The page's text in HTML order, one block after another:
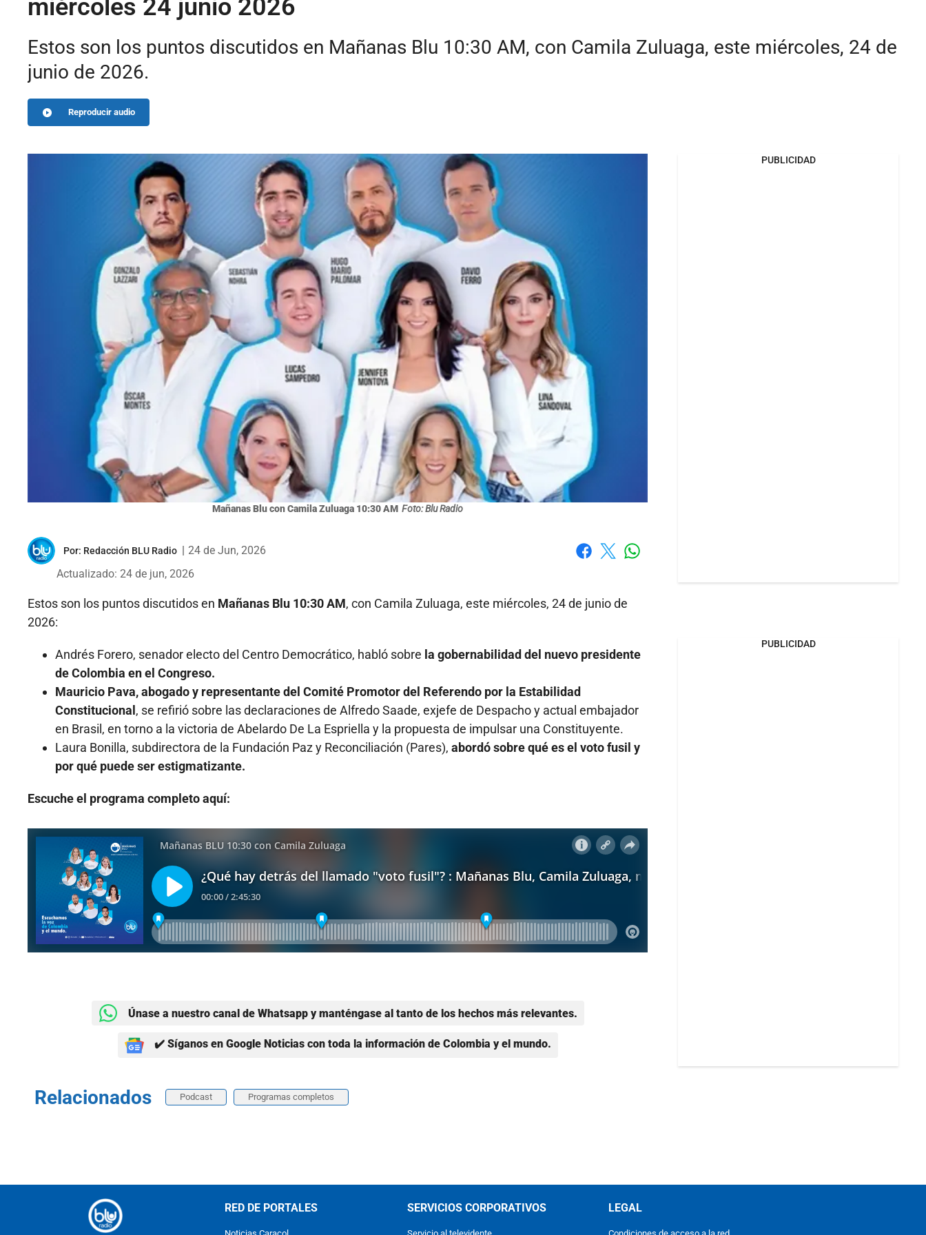
miércoles 24 junio 2026
Estos son los puntos discutidos en Mañanas Blu 10:30 AM, con Camila Zuluaga, este miércoles, 24 de
junio de 2026.
Reproducir audio
Mañanas Blu con Camila Zuluaga 10:30 AM Foto: Blu Radio
Por: Redacción BLU Radio
24 de Jun, 2026
Actualizado: 24 de jun, 2026
Estos son los puntos discutidos en Mañanas Blu 10:30 AM, con Camila Zuluaga, este miércoles, 24 de junio de
2026:
Andrés Forero, senador electo del Centro Democrático, habló sobre la gobernabilidad del nuevo presidente
de Colombia en el Congreso.
Mauricio Pava, abogado y representante del Comité Promotor del Referendo por la Estabilidad
Constitucional , se refirió sobre las declaraciones de Alfredo Saade, exjefe de Despacho y actual embajador
en Brasil, en torno a la victoria de Abelardo De La Espriella y la propuesta de impulsar una Constituyente.
Laura Bonilla, subdirectora de la Fundación Paz y Reconciliación (Pares), abordó sobre qué es el voto fusil y
por qué puede ser estigmatizante.
Escuche el programa completo aquí:
Únase a nuestro canal de Whatsapp y manténgase al tanto de los hechos más relevantes.
✔️ Síganos en Google Noticias con toda la información de Colombia y el mundo.
Relacionados Podcast Programas completos
PUBLICIDAD
PUBLICIDAD
RED DE PORTALES SERVICIOS CORPORATIVOS LEGAL